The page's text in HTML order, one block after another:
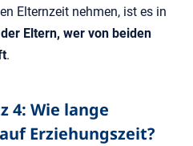
Elternzeit nehmen, ist es in
Eltern, wer von beiden
.
4: Wie lange
Erziehungszeit?